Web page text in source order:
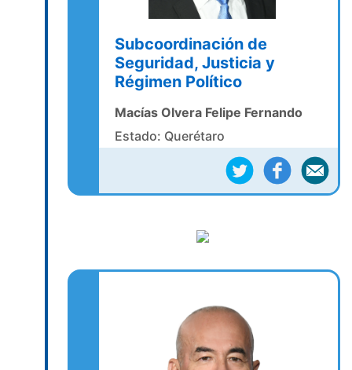
Subcoordinación de
Seguridad, Justicia y
Régimen Político
Macías Olvera Felipe Fernando
Estado: Querétaro